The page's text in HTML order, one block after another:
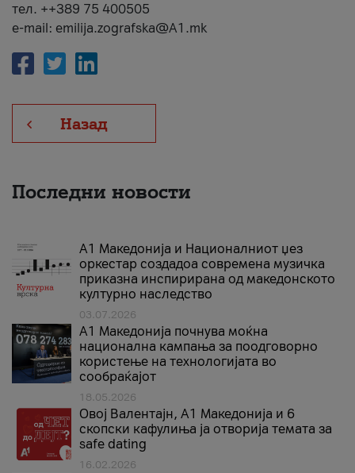
тел. ++389 75 400505
e-mail: emilija.zografska@A1.mk
Назад
Последни новости
А1 Македонија и Националниот џез
оркестар создадоа современа музичка
приказна инспирирана од македонското
културно наследство
03.07.2026
A1 Македонија почнува моќна
национална кампања за поодговорно
користење на технологијата во
сообраќајот
18.05.2026
Овој Валентајн, A1 Македонија и 6
скопски кафулиња ја отворија темата за
safe dating
16.02.2026